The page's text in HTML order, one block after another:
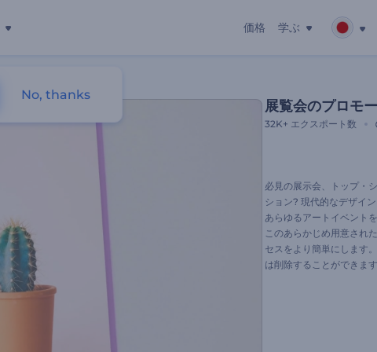
価格 学ぶ
展覧会のプロモ
32K+ エクスポート数
必見の展示会、トップ・
ション? 現代的なデザイ
あらゆるアートイベント
このあらかじめ用意され
セスをより簡単にします
は削除することができます
No, thanks